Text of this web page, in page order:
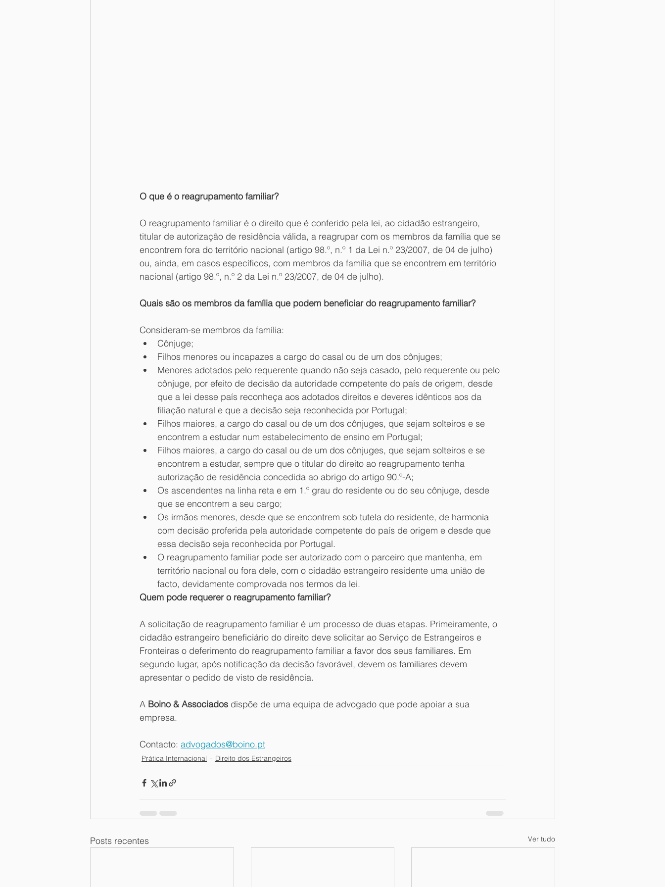
O que é o reagrupamento familiar?
O reagrupamento familiar é o direito que é conferido pela lei, ao cidadão estrangeiro,
titular de autorização de residência válida, a reagrupar com os membros da família que se
encontrem fora do território nacional (artigo 98.º, n.º 1 da Lei n.º 23/2007, de 04 de julho)
ou, ainda, em casos específicos, com membros da família que se encontrem em território
nacional (artigo 98.º, n.º 2 da Lei n.º 23/2007, de 04 de julho).
Quais são os membros da família que podem beneficiar do reagrupamento familiar?
Consideram-se membros da família:
Cônjuge;
Filhos menores ou incapazes a cargo do casal ou de um dos cônjuges;
Menores adotados pelo requerente quando não seja casado, pelo requerente ou pelo
cônjuge, por efeito de decisão da autoridade competente do país de origem, desde
que a lei desse país reconheça aos adotados direitos e deveres idênticos aos da
filiação natural e que a decisão seja reconhecida por Portugal;
Filhos maiores, a cargo do casal ou de um dos cônjuges, que sejam solteiros e se
encontrem a estudar num estabelecimento de ensino em Portugal;
Filhos maiores, a cargo do casal ou de um dos cônjuges, que sejam solteiros e se
encontrem a estudar, sempre que o titular do direito ao reagrupamento tenha
autorização de residência concedida ao abrigo do artigo 90.º-A;
Os ascendentes na linha reta e em 1.º grau do residente ou do seu cônjuge, desde
que se encontrem a seu cargo;
Os irmãos menores, desde que se encontrem sob tutela do residente, de harmonia
com decisão proferida pela autoridade competente do país de origem e desde que
essa decisão seja reconhecida por Portugal.
O reagrupamento familiar pode ser autorizado com o parceiro que mantenha, em
território nacional ou fora dele, com o cidadão estrangeiro residente uma união de
facto, devidamente comprovada nos termos da lei.
Quem pode requerer o reagrupamento familiar?
A solicitação de reagrupamento familiar é um processo de duas etapas. Primeiramente, o
cidadão estrangeiro beneficiário do direito deve solicitar ao Serviço de Estrangeiros e
Fronteiras o deferimento do reagrupamento familiar a favor dos seus familiares. Em
segundo lugar, após notificação da decisão favorável, devem os familiares devem
apresentar o pedido de visto de residência.
A Boino & Associados dispõe de uma equipa de advogado que pode apoiar a sua
empresa.
Contacto: advogados@boino.pt
Prática Internacional Direito dos Estrangeiros
Posts recentes Ver tudo